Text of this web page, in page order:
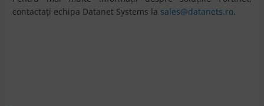
contactați echipa Datanet Systems la sales@datanets.ro.